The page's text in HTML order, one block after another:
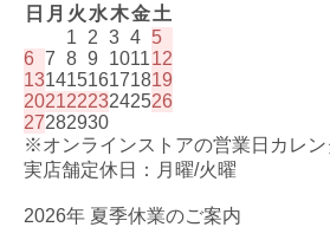
日 月 火 水木金土
1
2 3 4 5
6 7 8 9 101112
13141516171819
20212223242526
27282930
※オンラインストアの営業日カレン
実店舗定休日：月曜/火曜
2026年 夏季休業のご案内